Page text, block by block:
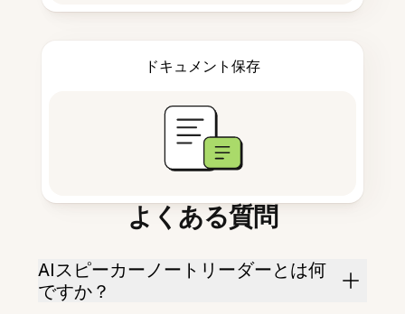
ドキュメント保存
よくある質問
AIスピーカーノートリーダーとは何
ですか？